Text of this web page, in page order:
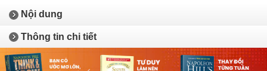
Nội dung
Thông tin chi tiết